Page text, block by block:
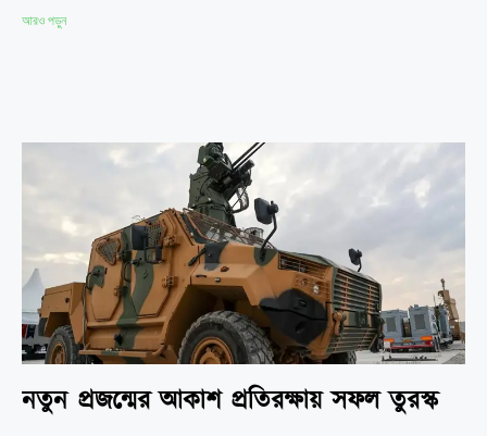
আরও পড়ুন
নতুন প্রজন্মের আকাশ প্রতিরক্ষায় সফল তুরস্ক